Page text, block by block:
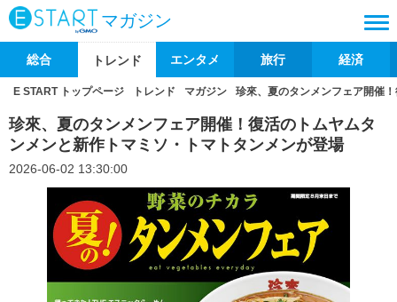
マガジン
総合 トレンド エンタメ 旅行 経済
E START トップページ トレンド マガジン 珍來、夏のタンメンフェア開催
珍來、夏のタンメンフェア開催！復活のトムヤムタ
ンメンと新作トマミソ・トマトタンメンが登場
2026-06-02 13:30:00